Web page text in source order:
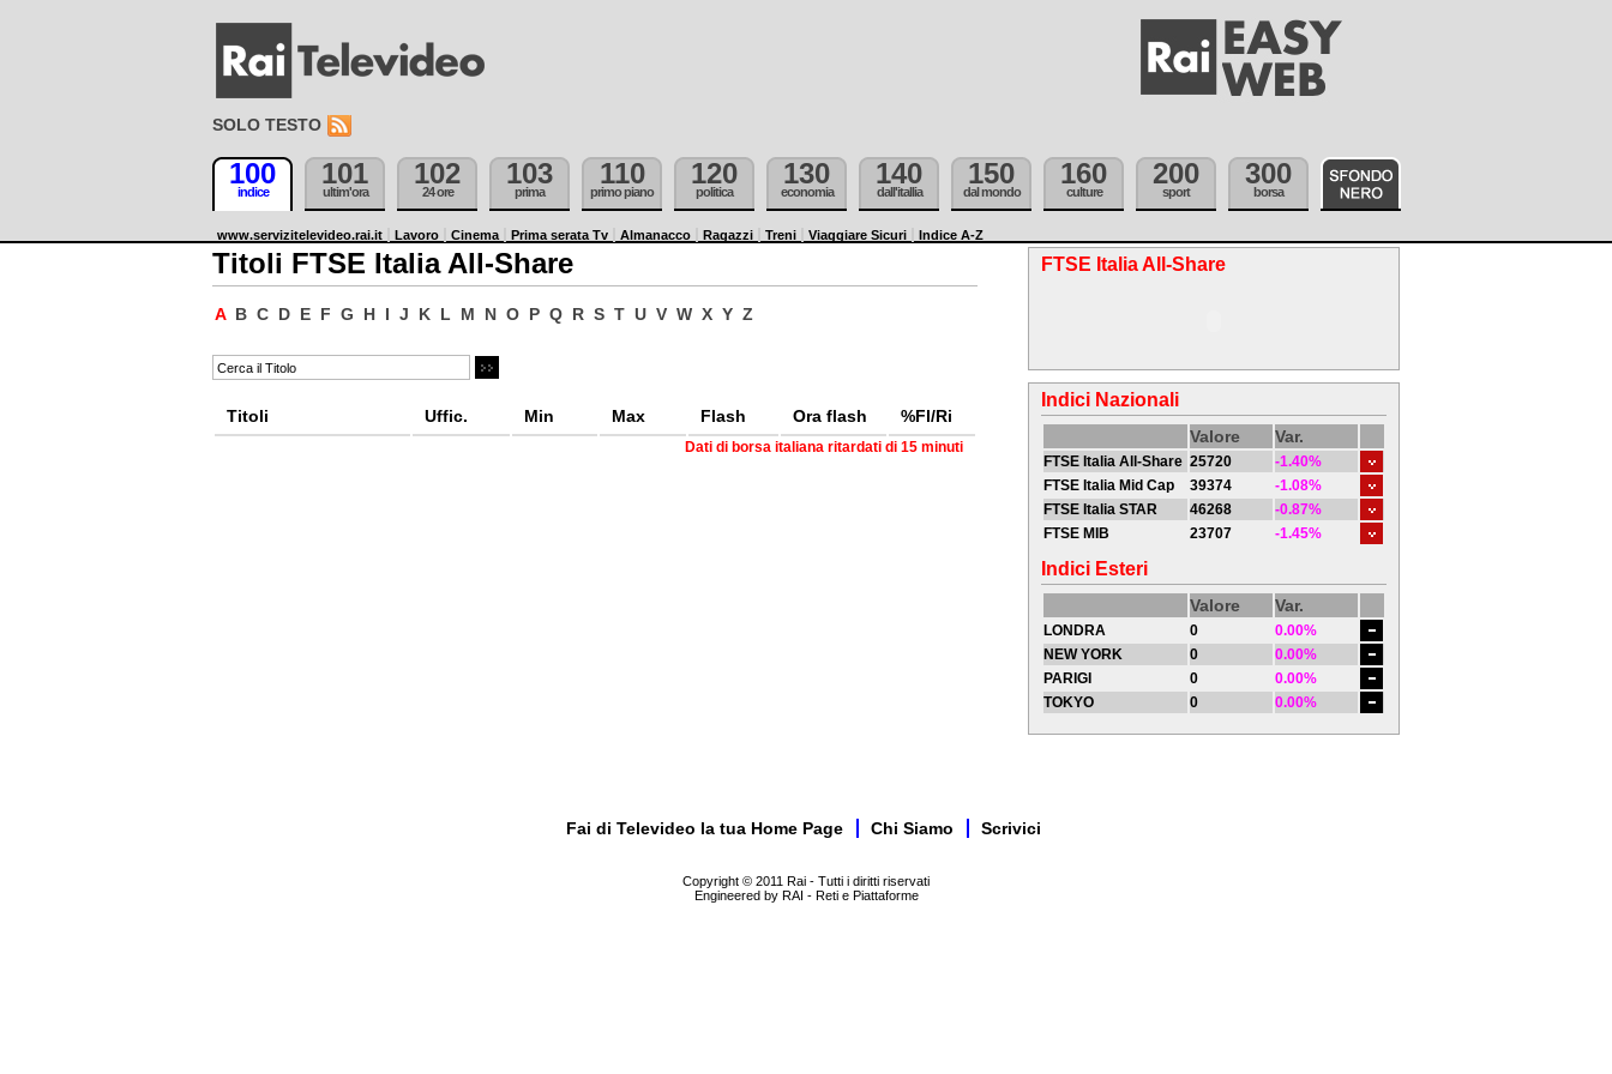
SOLO TESTO
100
indice
101
ultim'ora
102
24 ore
103
prima
110
primo piano
120
politica
130
economia
140
dall'itallia
150
dal mondo
160
culture
200
sport
300
borsa
www.servizitelevideo.rai.it Lavoro Cinema Prima serata Tv Almanacco Ragazzi Treni Viaggiare Sicuri Indice A-Z
Titoli FTSE Italia All-Share
A B C D E F G H I J K L M N O P Q R S T U V W X Y Z
Titoli Uffic. Min Max Flash Ora flash %Fl/Ri
Dati di borsa italiana ritardati di 15 minuti
FTSE Italia All-Share
Indici Nazionali
Valore Var.
FTSE Italia All-Share 25720
-1.40%
FTSE Italia Mid Cap
39374
-1.08%
FTSE Italia STAR
46268
-0.87%
FTSE MIB
23707 -1.45%
Indici Esteri
Valore Var.
LONDRA 0
0.00%
NEW YORK
0
0.00%
PARIGI
0
0.00%
TOKYO
0 0.00%
Fai di Televideo la tua Home Page Chi Siamo Scrivici
Copyright © 2011 Rai - Tutti i diritti riservati
Engineered by RAI - Reti e Piattaforme